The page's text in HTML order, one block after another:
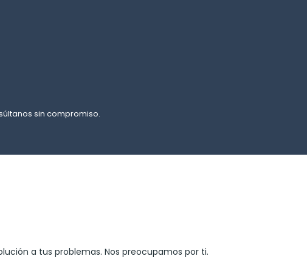
sin compromiso.
a tus problemas. Nos preocupamos por ti.